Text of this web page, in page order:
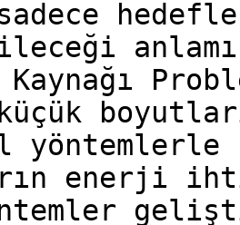
sadece
küçük
yöntemlerle
enerji